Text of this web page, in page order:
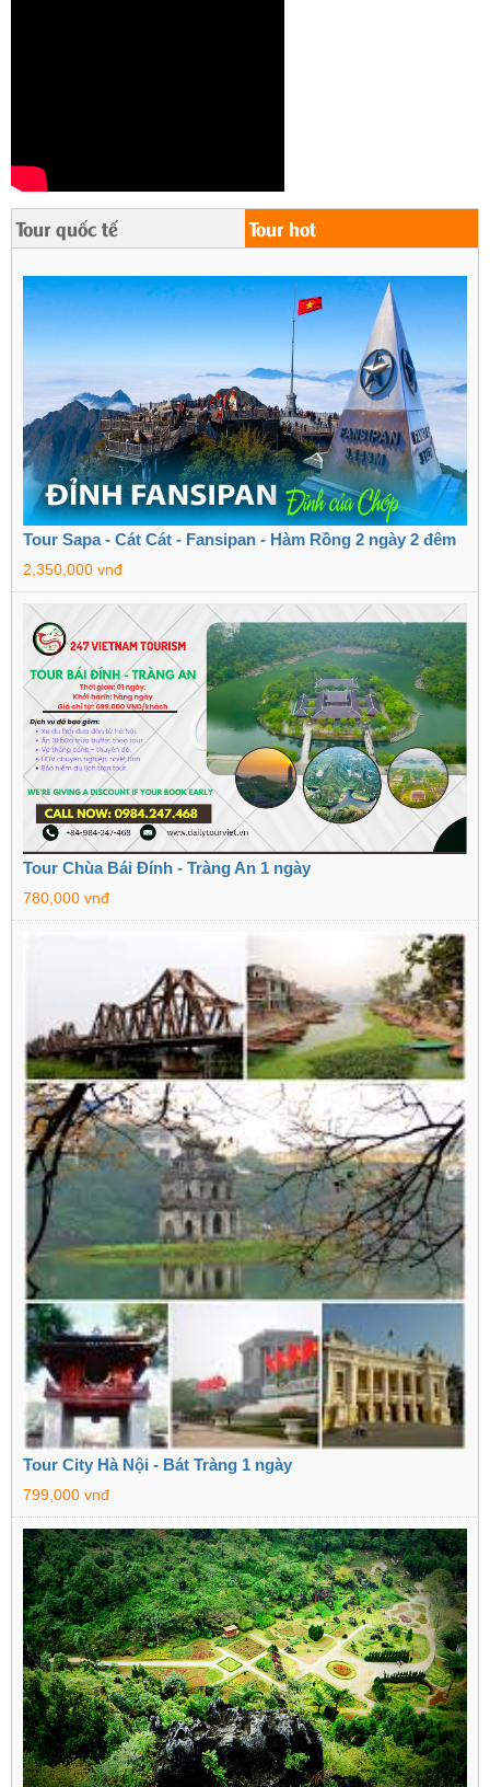
Tour quốc tế Tour hot
Tour Sapa - Cát Cát - Fansipan - Hàm Rồng 2 ngày 2 đêm
2,350,000 vnđ
Tour Chùa Bái Đính - Tràng An 1 ngày
780,000 vnđ
Tour City Hà Nội - Bát Tràng 1 ngày
799,000 vnđ